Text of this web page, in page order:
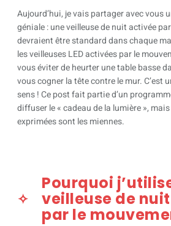
Aujourd’hui, je vais partager avec vous
géniale : une veilleuse de nuit activée
devraient être standard dans chaque
les veilleuses LED activées par le
vous éviter de heurter une table basse
vous cogner la tête contre le mur. C’est
sens ! Ce post fait partie d’un
diffuser le « cadeau de la lumière »,
exprimées sont les miennes.
Pourquoi
veilleuse de
par le